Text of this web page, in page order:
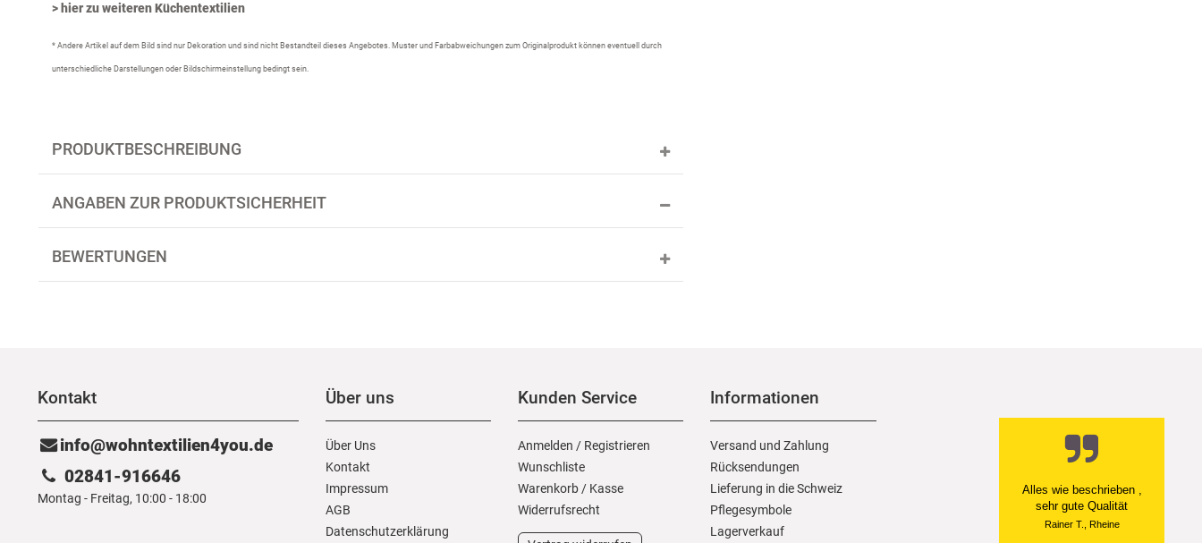
> hier zu weiteren Küchentextilien
* Andere Artikel auf dem Bild sind nur Dekoration und sind nicht Bestandteil dieses Angebotes. Muster und Farbabweichungen zum Originalprodukt können eventuell durch
unterschiedliche Darstellungen oder Bildschirmeinstellung bedingt sein.
PRODUKTBESCHREIBUNG
ANGABEN ZUR PRODUKTSICHERHEIT
BEWERTUNGEN
Kontakt
info@wohntextilien4you.de
02841-916646
Montag - Freitag, 10:00 - 18:00
Über uns
Über Uns
Kontakt
Impressum
AGB
Daten­schutz­erklärung
Kunden Service
Anmelden / Registrieren
Wunschliste
Warenkorb / Kasse
Widerrufs­recht
Informationen
Versand und Zahlung
Rücksendungen
Lieferung in die Schweiz
Pflegesymbole
Lagerverkauf
Ein einfach toller Service
- prompte Lieferung und
sogar mit Pflegehinweis!